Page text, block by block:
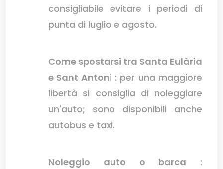
consigliabile evitare i periodi di
punta di luglio e agosto.
Come spostarsi tra Santa Eulària
e Sant Antoni : per una maggiore
libertà si consiglia di noleggiare
un'auto; sono disponibili anche
autobus e taxi.
Noleggio auto o barca :